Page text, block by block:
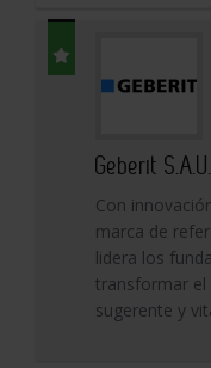
Geberit S.A.U.
Con
marca de
lidera los
transformar el
sugerente y